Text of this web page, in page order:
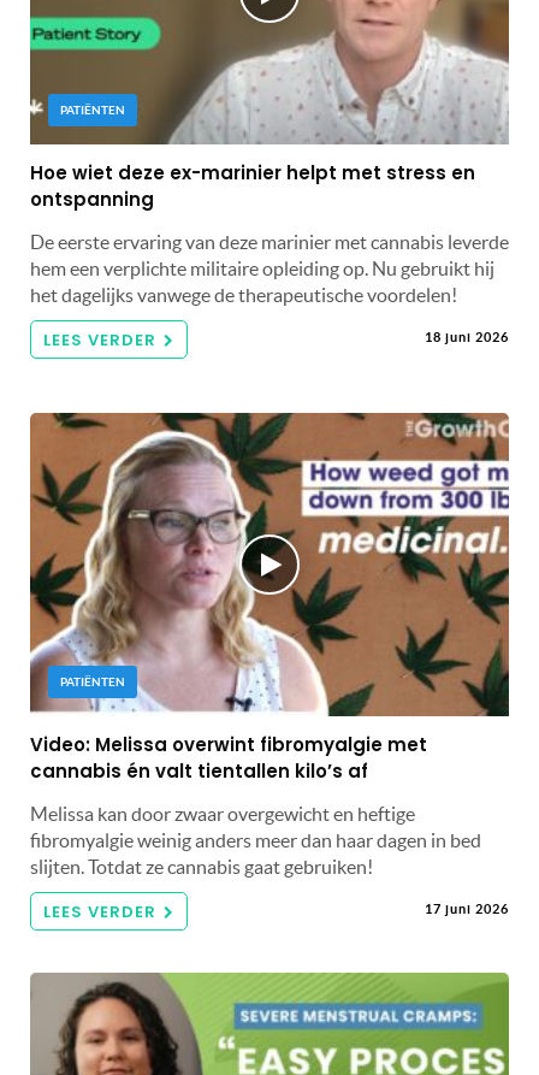
PATIËNTEN
Hoe wiet deze ex-marinier helpt met stress en
ontspanning
De eerste ervaring van deze marinier met cannabis leverde
hem een ​​verplichte militaire opleiding op. Nu gebruikt hij
het dagelijks vanwege de therapeutische voordelen!
LEES VERDER 18 juni 2026
PATIËNTEN
Video: Melissa overwint fibromyalgie met
cannabis én valt tientallen kilo’s af
Melissa kan door zwaar overgewicht en heftige
fibromyalgie weinig anders meer dan haar dagen in bed
slijten. Totdat ze cannabis gaat gebruiken!
LEES VERDER 17 juni 2026